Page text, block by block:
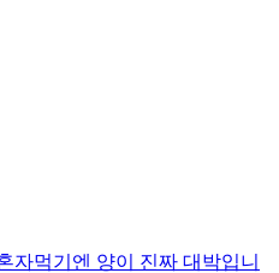
자먹기엔 양이 진짜 대박입니